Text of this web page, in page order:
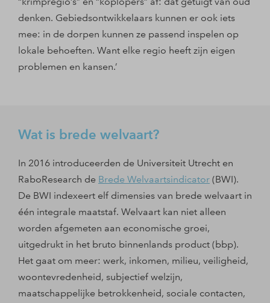
denken. Gebiedsontwikkelaars kunnen er ook iets
mee: in de dorpen kunnen ze passend inspelen op
lokale behoeften. Want elke regio heeft zijn eigen
problemen en kansen.’
Wat is brede welvaart?
In 2016 introduceerden de Universiteit Utrecht en
RaboResearch de Brede Welvaartsindicator (BWI).
De BWI indexeert elf dimensies van brede welvaart in
één integrale maatstaf. Welvaart kan niet alleen
worden afgemeten aan economische groei,
uitgedrukt in het bruto binnenlands product (bbp).
Het gaat om meer: werk, inkomen, milieu, veiligheid,
woontevredenheid, subjectief welzijn,
maatschappelijke betrokkenheid, sociale contacten,